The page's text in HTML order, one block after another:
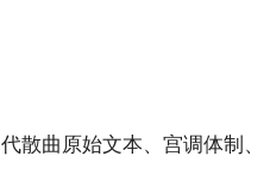
散曲原始文本、宫调体制、